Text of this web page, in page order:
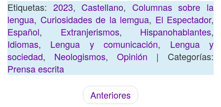
Etiquetas: 2023,Castellano, Columnas sobre la
lengua, Curiosidades de la lemgua, El Espectador,
Español, Extranjerismos, Hispanohablantes,
Idiomas, Lengua y comunicación, Lengua y
sociedad, Neologismos, Opinión | Categorías:
Prensa escrita
Anteriores